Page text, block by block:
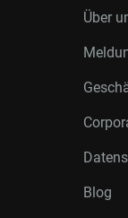
Über
Blog